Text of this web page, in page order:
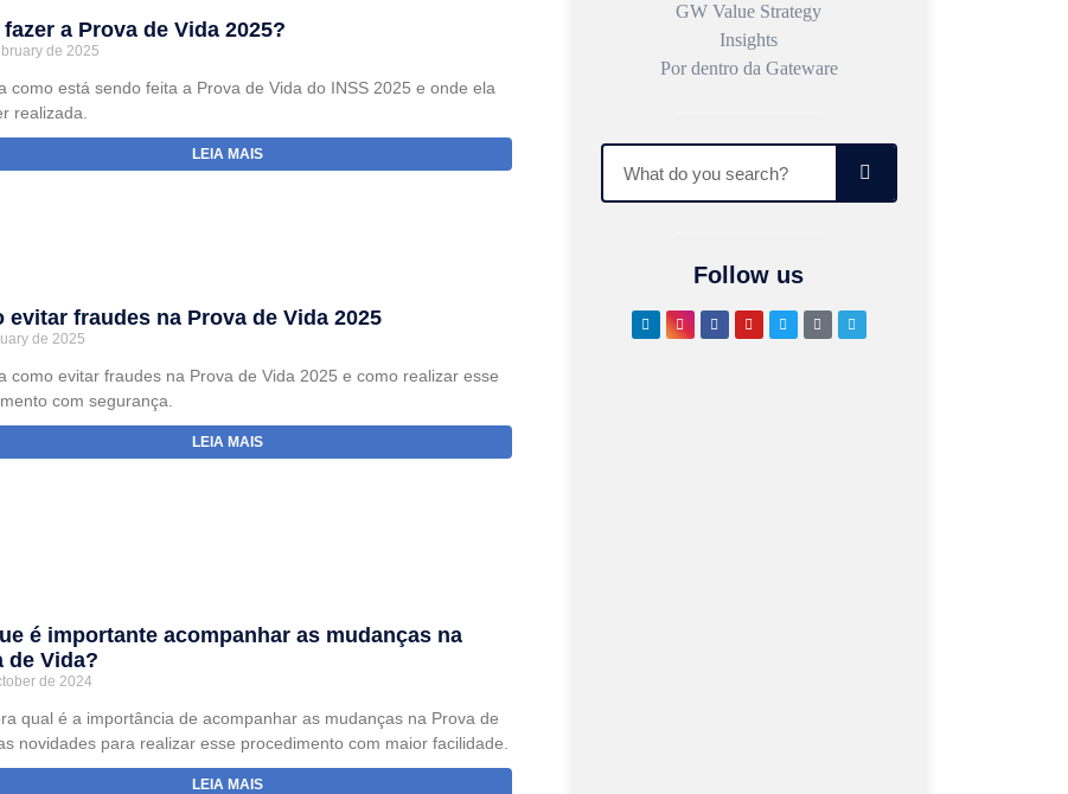
a Prova de Vida 2025?
de 2025
como está sendo feita a Prova de Vida do INSS 2025 e onde ela
realizada.
LEIA MAIS
evitar fraudes na Prova de Vida 2025
de 2025
como evitar fraudes na Prova de Vida 2025 e como realizar esse
com segurança.
LEIA MAIS
é importante acompanhar as mudanças na
de Vida?
de 2024
qual é a importância de acompanhar as mudanças na Prova de
novidades para realizar esse procedimento com maior facilidade.
LEIA MAIS
GW Value Strategy
Insights
Por dentro da Gateware
Follow us